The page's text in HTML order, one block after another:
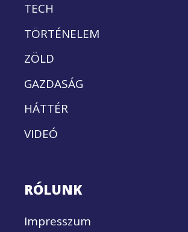
TECH
TÖRTÉNELEM
ZÖLD
GAZDASÁG
HÁTTÉR
VIDEÓ
RÓLUNK
Impresszum